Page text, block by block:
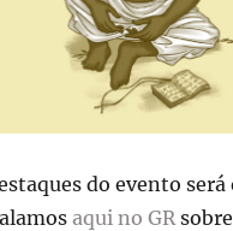
do evento será
aqui no GR